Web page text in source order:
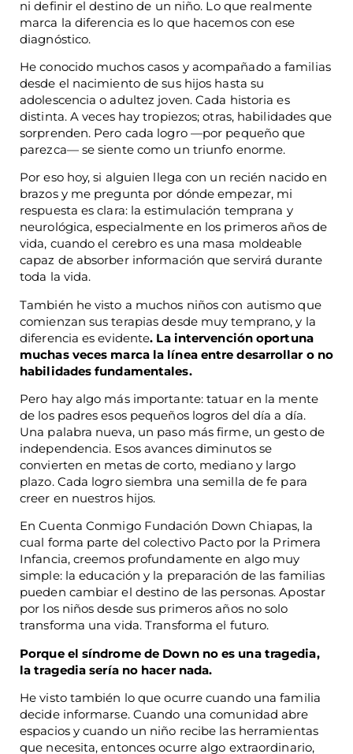
ni definir el destino de un niño. Lo que realmente
marca la diferencia es lo que hacemos con ese
diagnóstico.
He conocido muchos casos y acompañado a familias
desde el nacimiento de sus hijos hasta su
adolescencia o adultez joven. Cada historia es
distinta. A veces hay tropiezos; otras, habilidades que
sorprenden. Pero cada logro —por pequeño que
parezca— se siente como un triunfo enorme.
Por eso hoy, si alguien llega con un recién nacido en
brazos y me pregunta por dónde empezar, mi
respuesta es clara: la estimulación temprana y
neurológica, especialmente en los primeros años de
vida, cuando el cerebro es una masa moldeable
capaz de absorber información que servirá durante
toda la vida.
También he visto a muchos niños con autismo que
comienzan sus terapias desde muy temprano, y la
diferencia es evidente. La intervención oportuna
muchas veces marca la línea entre desarrollar o no
habilidades fundamentales.
Pero hay algo más importante: tatuar en la mente
de los padres esos pequeños logros del día a día.
Una palabra nueva, un paso más firme, un gesto de
independencia. Esos avances diminutos se
convierten en metas de corto, mediano y largo
plazo. Cada logro siembra una semilla de fe para
creer en nuestros hijos.
En Cuenta Conmigo Fundación Down Chiapas, la
cual forma parte del colectivo Pacto por la Primera
Infancia, creemos profundamente en algo muy
simple: la educación y la preparación de las familias
pueden cambiar el destino de las personas. Apostar
por los niños desde sus primeros años no solo
transforma una vida. Transforma el futuro.
Porque el síndrome de Down no es una tragedia,
la tragedia sería no hacer nada.
He visto también lo que ocurre cuando una familia
decide informarse. Cuando una comunidad abre
espacios y cuando un niño recibe las herramientas
que necesita, entonces ocurre algo extraordinario,